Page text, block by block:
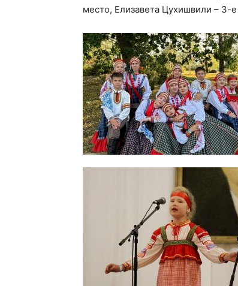
место, Елизавета Цухишвили –